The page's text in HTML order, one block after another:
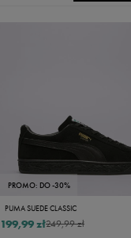
PROMO: DO -30%
PUMA SUEDE CLASSIC
249,99 zł
199,99 zł